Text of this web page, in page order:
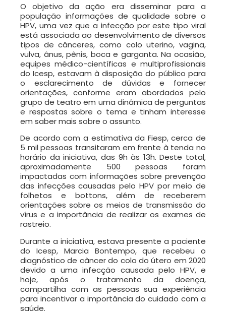
O objetivo da ação era disseminar para a
população informações de qualidade sobre o
HPV, uma vez que a infecção por este tipo viral
está associada ao desenvolvimento de diversos
tipos de cânceres, como colo uterino, vagina,
vulva, ânus, pênis, boca e garganta. Na ocasião,
equipes médico-científicas e multiprofissionais
do Icesp, estavam à disposição do público para
o esclarecimento de dúvidas e fornecer
orientações, conforme eram abordados pelo
grupo de teatro em uma dinâmica de perguntas
e respostas sobre o tema e tinham interesse
em saber mais sobre o assunto.
De acordo com a estimativa da Fiesp, cerca de
5 mil pessoas transitaram em frente à tenda no
horário da iniciativa, das 9h às 13h. Deste total,
aproximadamente 500 pessoas foram
impactadas com informações sobre prevenção
das infecções causadas pelo HPV por meio de
folhetos e bottons, além de receberem
orientações sobre os meios de transmissão do
vírus e a importância de realizar os exames de
rastreio.
Durante a iniciativa, estava presente a paciente
do Icesp, Marcia Bontempo, que recebeu o
diagnóstico de câncer do colo do útero em 2020
devido a uma infecção causada pelo HPV, e
hoje, após o tratamento da doença,
compartilha com as pessoas sua experiência
para incentivar a importância do cuidado com a
saúde.